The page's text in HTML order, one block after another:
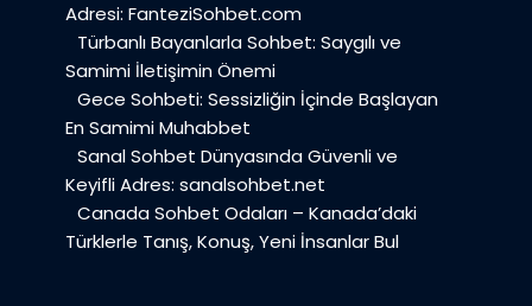
Adresi: FanteziSohbet.com
Türbanlı Bayanlarla Sohbet: Saygılı ve
Samimi İletişimin Önemi
Gece Sohbeti: Sessizliğin İçinde Başlayan
En Samimi Muhabbet
Sanal Sohbet Dünyasında Güvenli ve
Keyifli Adres: sanalsohbet.net
Canada Sohbet Odaları – Kanada’daki
Türklerle Tanış, Konuş, Yeni İnsanlar Bul